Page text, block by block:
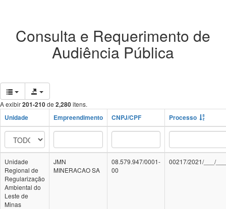
Consulta e Requerimento de
Audiência Pública
A exibir201-210de 2,280itens.
Unidade Empreendimento CNPJ/CPF Processo
Unidade
Regional de
Regularização
Ambiental do
Leste de
Minas
JMN
MINERACAO SA
08.579.947/0001-
00
00217/2021/___/